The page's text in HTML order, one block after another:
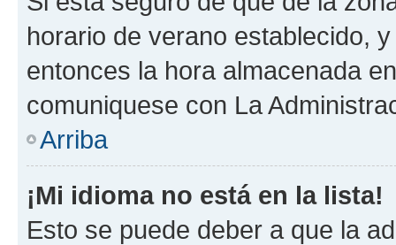
horario de verano establecido,
entonces la hora almacenada
comuniquese con La
Arriba
¡Mi idioma no está en la lista!
Esto se puede deber a que la